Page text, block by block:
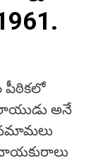
పీఠికలో
రాయుడు అనే